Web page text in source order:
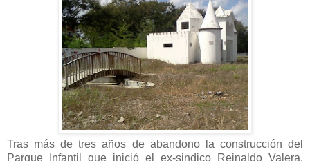
Tras más de tres años de abandono la construcción del
Parque Infantil que inició el ex-sindico Reinaldo Valera,